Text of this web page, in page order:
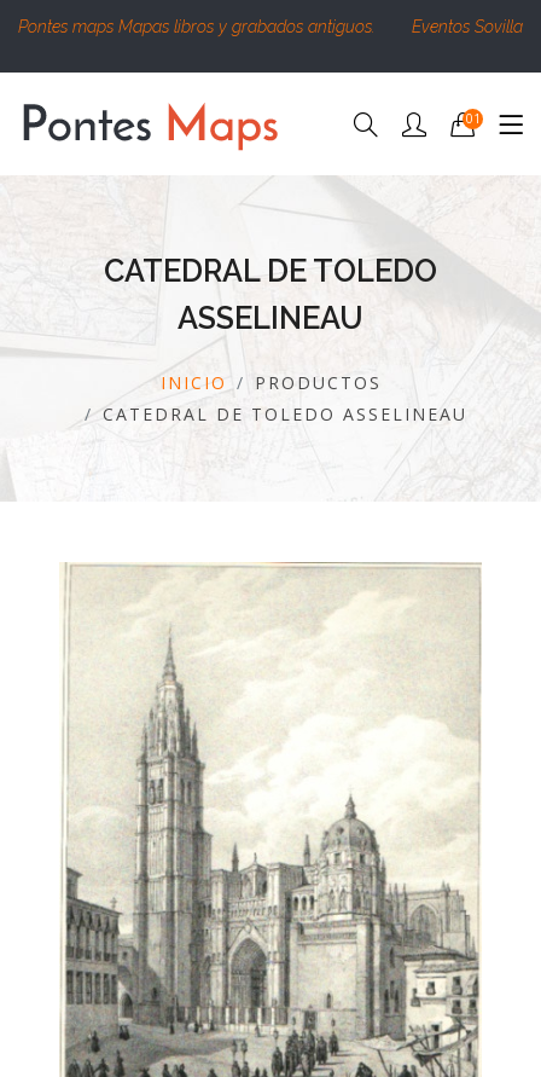
Pontes maps Mapas libros y grabados antiguos. Eventos Sovilla
01
CATEDRAL DE TOLEDO
ASSELINEAU
INICIO
PRODUCTOS
CATEDRAL DE TOLEDO ASSELINEAU